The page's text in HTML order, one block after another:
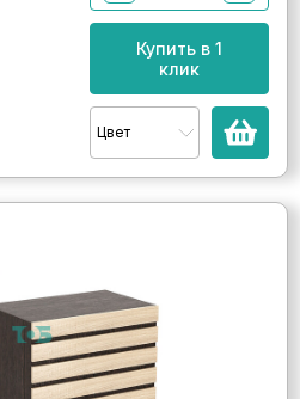
Купить в 1
клик
Цвет